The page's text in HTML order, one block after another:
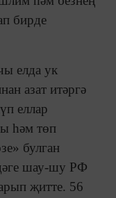
бирде
елда ук
азат итәргә
еллар
һәм төп
булган
шау-шу РФ
җитте. 56